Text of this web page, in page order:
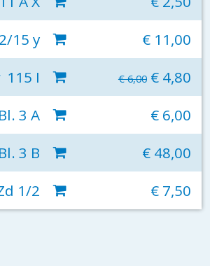
15 y
€ 11,00
115 I € 6,00€ 4,80
Bl. 3 A
€ 6,00
Bl. 3 B
€ 48,00
1/2 € 7,50